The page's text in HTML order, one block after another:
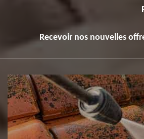
Recevoir nos nouvelles